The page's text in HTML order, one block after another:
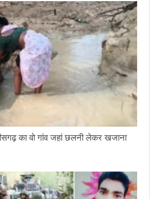
का वो गांव जहां छलनी लेकर खजाना